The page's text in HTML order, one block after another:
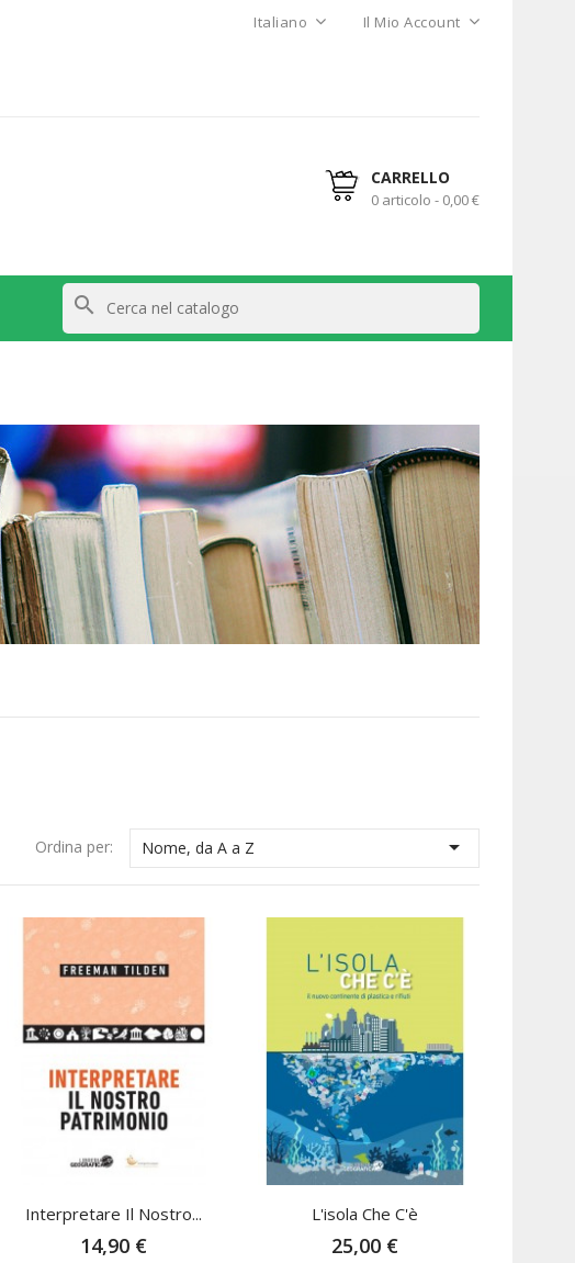
Italiano Il Mio Account
CARRELLO
0 articolo - 0,00 €
search
Ordina per: Nome, da A a Z 
Interpretare Il Nostro...
14,90 €
L'isola Che C'è
25,00 €